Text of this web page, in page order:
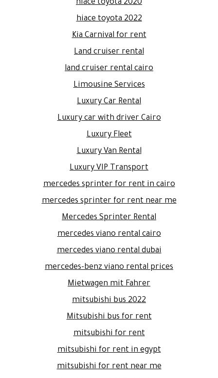
hiace toyota 2020
hiace toyota 2022
Kia Carnival for rent
Land cruiser rental
land cruiser rental cairo
Limousine Services
Luxury Car Rental
Luxury car with driver Cairo
Luxury Fleet
Luxury Van Rental
Luxury VIP Transport
mercedes sprinter for rent in cairo
mercedes sprinter for rent near me
Mercedes Sprinter Rental
mercedes viano rental cairo
mercedes viano rental dubai
mercedes-benz viano rental prices
Mietwagen mit Fahrer
mitsubishi bus 2022
Mitsubishi bus for rent
mitsubishi for rent
mitsubishi for rent in egypt
mitsubishi for rent near me